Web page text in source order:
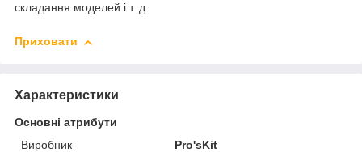
складання моделей і т. д.
Приховати
Характеристики
Основні атрибути
Виробник
Pro'sKit